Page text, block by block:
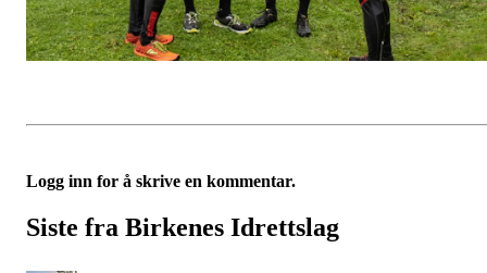
Logg inn for å skrive en kommentar.
Siste fra Birkenes Idrettslag